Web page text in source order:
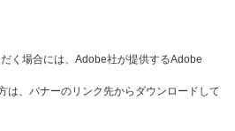
く場合には、Adobe社が提供するAdobe
は、バナーのリンク先からダウンロードして